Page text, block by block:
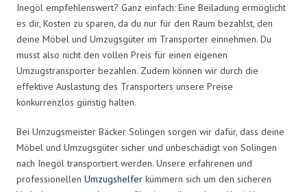
Inegöl empfehlenswert? Ganz einfach: Eine Beiladung ermöglicht
es dir, Kosten zu sparen, da du nur für den Raum bezahlst, den
deine Möbel und Umzugsgüter im Transporter einnehmen. Du
musst also nicht den vollen Preis für einen eigenen
Umzugstransporter bezahlen. Zudem können wir durch die
effektive Auslastung des Transporters unsere Preise
konkurrenzlos günstig halten.
Bei Umzugsmeister Bäcker Solingen sorgen wir dafür, dass deine
Möbel und Umzugsgüter sicher und unbeschädigt von Solingen
nach Inegöl transportiert werden. Unsere erfahrenen und
professionellen Umzugshelfer kümmern sich um den sicheren